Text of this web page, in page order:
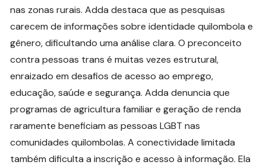
nas zonas rurais. Adda destaca que as pesquisas
carecem de informações sobre identidade quilombola e
gênero, dificultando uma análise clara. O preconceito
contra pessoas trans é muitas vezes estrutural,
enraizado em desafios de acesso ao emprego,
educação, saúde e segurança. Adda denuncia que
programas de agricultura familiar e geração de renda
raramente beneficiam as pessoas LGBT nas
comunidades quilombolas. A conectividade limitada
também dificulta a inscrição e acesso à informação. Ela